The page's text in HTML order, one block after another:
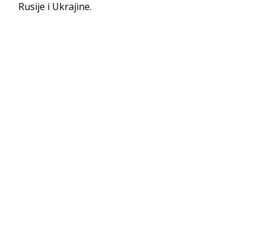
Rusije i Ukrajine.